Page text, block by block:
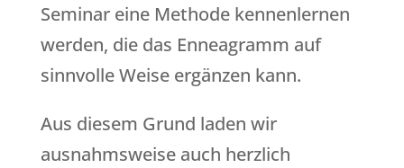
Seminar eine Methode kennenlernen
werden, die das Enneagramm auf
sinnvolle Weise ergänzen kann.
Aus diesem Grund laden wir
ausnahmsweise auch herzlich